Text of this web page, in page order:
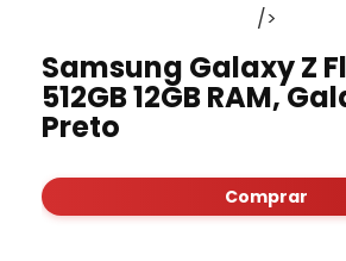
/>
Samsung Galaxy Z
512GB 12GB RAM,
Preto
Comprar